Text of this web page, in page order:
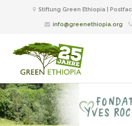
Stiftung Green Ethiopia |
info@greenethiopia.org